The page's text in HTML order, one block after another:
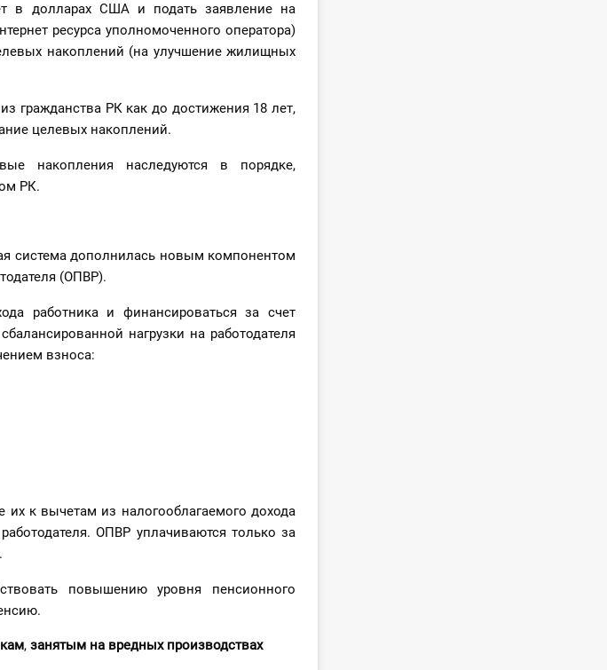
в долларах США и подать заявление на
ресурса уполномоченного оператора)
накоплений (на улучшение жилищных
гражданства РК как до достижения 18 лет,
целевых накоплений.
накопления наследуются в порядке,
РК.
система дополнилась новым компонентом
(ОПВР).
работника и финансироваться за счет
нагрузки на работодателя
взноса:
их к вычетам из налогооблагаемого дохода
ОПВР уплачиваются только за
повышению уровня пенсионного
, занятым на вредных производствах